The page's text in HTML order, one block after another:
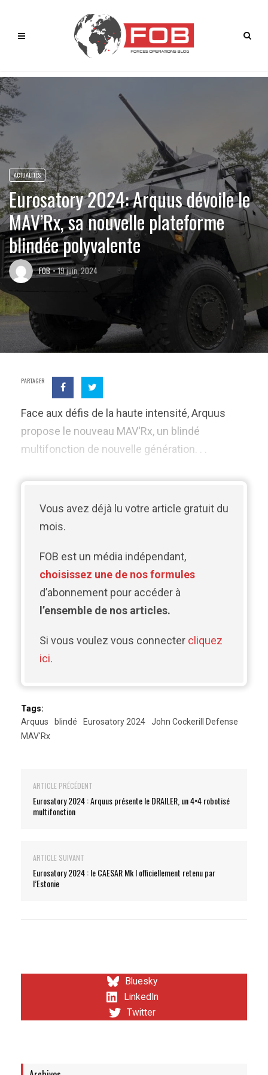
ACTUALITÉS
Eurosatory 2024: Arquus dévoile le
MAV’Rx, sa nouvelle plateforme
blindée polyvalente
FOB 19 juin, 2024
PARTAGER
Face aux défis de la haute intensité, Arquus
propose le nouveau MAV'Rx, un blindé
multifonction de nouvelle génération. . .
Vous avez déjà lu votre article gratuit du
mois.
FOB est un média indépendant,
choisissez une de nos formules
d’abonnement pour accéder à
l’ensemble de nos articles.
Si vous voulez vous connecter cliquez
ici.
Tags:
Arquus
blindé Eurosatory 2024
John Cockerill Defense
MAV'Rx
ARTICLE PRÉCÉDENT
Eurosatory 2024 : Arquus présente le DRAILER, un 4×4 robotisé
multifonction
ARTICLE SUIVANT
Eurosatory 2024 : le CAESAR Mk I officiellement retenu par
l’Estonie
Bluesky
LinkedIn
Twitter